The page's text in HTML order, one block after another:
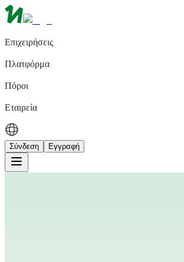
Επιχειρήσεις
Πλατφόρμα
Πόροι
Εταιρεία
Σύνδεση Εγγραφή